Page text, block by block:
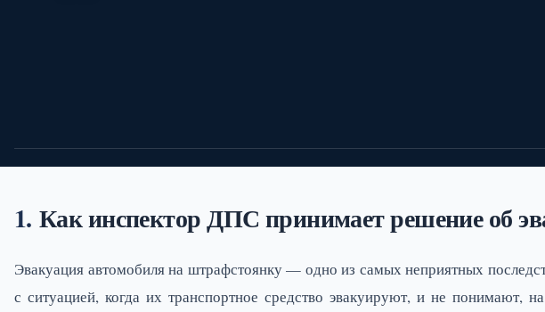
Как инспектор ДПС принимает решение об
Эвакуация автомобиля на штрафстоянку — одно из самых неприятных
с ситуацией, когда их транспортное средство эвакуируют, и не понимают,